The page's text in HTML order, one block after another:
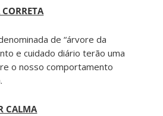
de “árvore da
e cuidado diário terão uma
o nosso comportamento
CALMA